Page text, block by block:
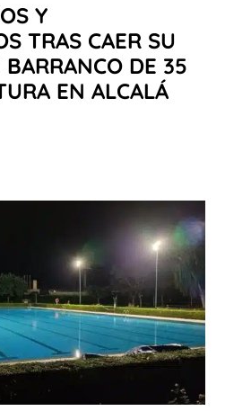
Y
TRAS CAER SU
DE 35
EN ALCALÁ